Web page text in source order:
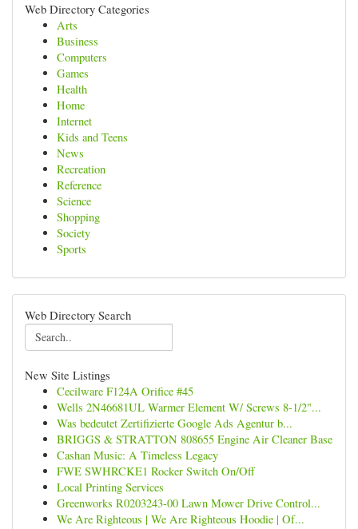
Web Directory Categories
Arts
Business
Computers
Games
Health
Home
Internet
Kids and Teens
News
Recreation
Reference
Science
Shopping
Society
Sports
Web Directory Search
New Site Listings
Cecilware F124A Orifice #45
Wells 2N46681UL Warmer Element W/ Screws 8-1/2"...
Was bedeutet Zertifizierte Google Ads Agentur b...
BRIGGS & STRATTON 808655 Engine Air Cleaner Base
Cashan Music: A Timeless Legacy
FWE SWHRCKE1 Rocker Switch On/Off
Local Printing Services
Greenworks R0203243-00 Lawn Mower Drive Control...
We Are Righteous | We Are Righteous Hoodie | Of...